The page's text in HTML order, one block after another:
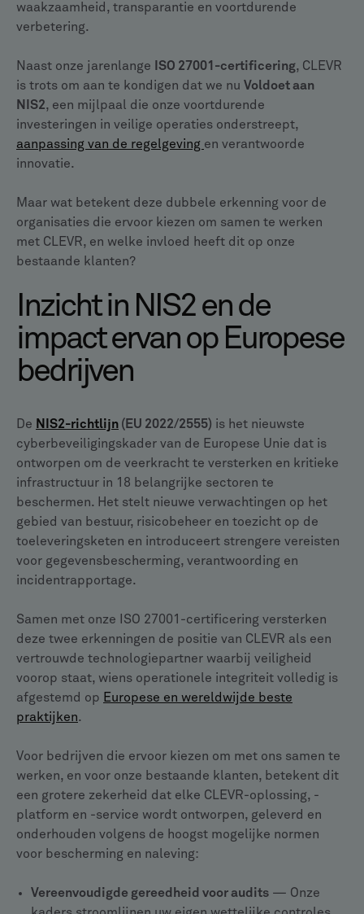
waakzaamheid, transparantie en voortdurende
verbetering.
Naast onze jarenlange ISO 27001-certificering, CLEVR
is trots om aan te kondigen dat we nu Voldoet aan
NIS2, een mijlpaal die onze voortdurende
investeringen in veilige operaties onderstreept,
aanpassing van de regelgeving en verantwoorde
innovatie.
Maar wat betekent deze dubbele erkenning voor de
organisaties die ervoor kiezen om samen te werken
met CLEVR, en welke invloed heeft dit op onze
bestaande klanten?
Inzicht in NIS2 en de
impact ervan op Europese
bedrijven
De NIS2-richtlijn (EU 2022/2555) is het nieuwste
cyberbeveiligingskader van de Europese Unie dat is
ontworpen om de veerkracht te versterken en kritieke
infrastructuur in 18 belangrijke sectoren te
beschermen. Het stelt nieuwe verwachtingen op het
gebied van bestuur, risicobeheer en toezicht op de
toeleveringsketen en introduceert strengere vereisten
voor gegevensbescherming, verantwoording en
incidentrapportage.
Samen met onze ISO 27001-certificering versterken
deze twee erkenningen de positie van CLEVR als een
vertrouwde technologiepartner waarbij veiligheid
voorop staat, wiens operationele integriteit volledig is
afgestemd op Europese en wereldwijde beste
praktijken.
Voor bedrijven die ervoor kiezen om met ons samen te
werken, en voor onze bestaande klanten, betekent dit
een grotere zekerheid dat elke CLEVR-oplossing, -
platform en -service wordt ontworpen, geleverd en
onderhouden volgens de hoogst mogelijke normen
voor bescherming en naleving:
Vereenvoudigde gereedheid voor audits — Onze